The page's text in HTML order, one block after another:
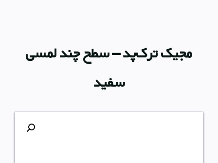
مجیک ترک‌پد – سطح چند لمسی
سفید